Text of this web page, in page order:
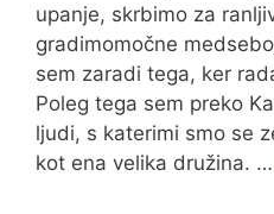
upanje, skrbimo za
gradimomočne
sem zaradi tega, ker
Poleg tega sem preko
ljudi, s katerimi smo se
kot ena velika družina. …